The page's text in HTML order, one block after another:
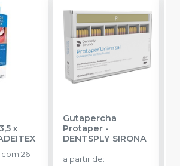
x
26
Gutapercha
Protaper-
DENTSPLY SIRONA
a partir de: